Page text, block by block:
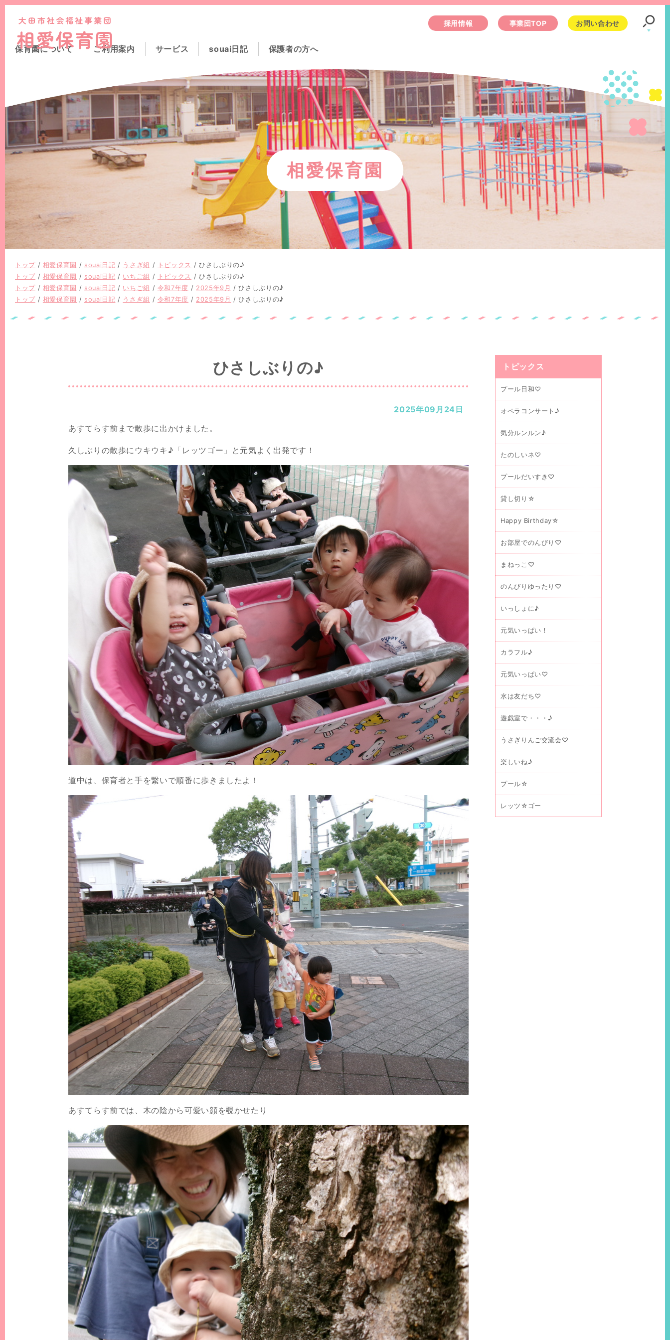
このページの本文へ
採用情報 事業団TOP お問い合わせ
保育園について ご利用案内 サービス souai日記 保護者の方へ
相愛保育園
現
在
の
位
トップ/ 相愛保育園 / souai日記 / うさぎ組 / トピックス / ひさしぶりの♪
現
在
の
トップ/ 相愛保育園 / souai日記 / いちご組 / トピックス / ひさしぶりの♪
現
在
トップ/ 相愛保育園 / souai日記 / いちご組 / 令和7年度 / 2025年9月 /ひさしぶりの♪
現
トップ/ 相愛保育園 / souai日記 / うさぎ組 / 令和7年度 / 2025年9月 /ひさしぶりの♪
ひさしぶりの♪
2025年09月24日
あすてらす前まで散歩に出かけました。
久しぶりの散歩にウキウキ♪「レッツゴー」と元気よく出発です！
道中は、保育者と手を繋いで順番に歩きましたよ！
あすてらす前では、木の陰から可愛い顔を覗かせたり
トピックス
プール日和♡
オペラコンサート♪
気分ルンルン♪
たのしいネ♡
プールだいすき♡
貸し切り☆
Happy Birthday☆
お部屋でのんびり♡
まねっこ♡
のんびりゆったり♡
いっしょに♪
元気いっぱい！
カラフル♪
元気いっぱい♡
水は友だち♡
遊戯室で・・・♪
うさぎりんご交流会♡
楽しいね♪
プール☆
レッツ☆ゴー